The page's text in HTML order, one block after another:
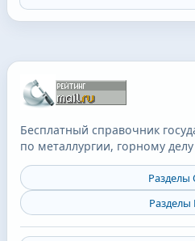
Бесплатный справочник
по металлургии, горному
Разделы
Разделы